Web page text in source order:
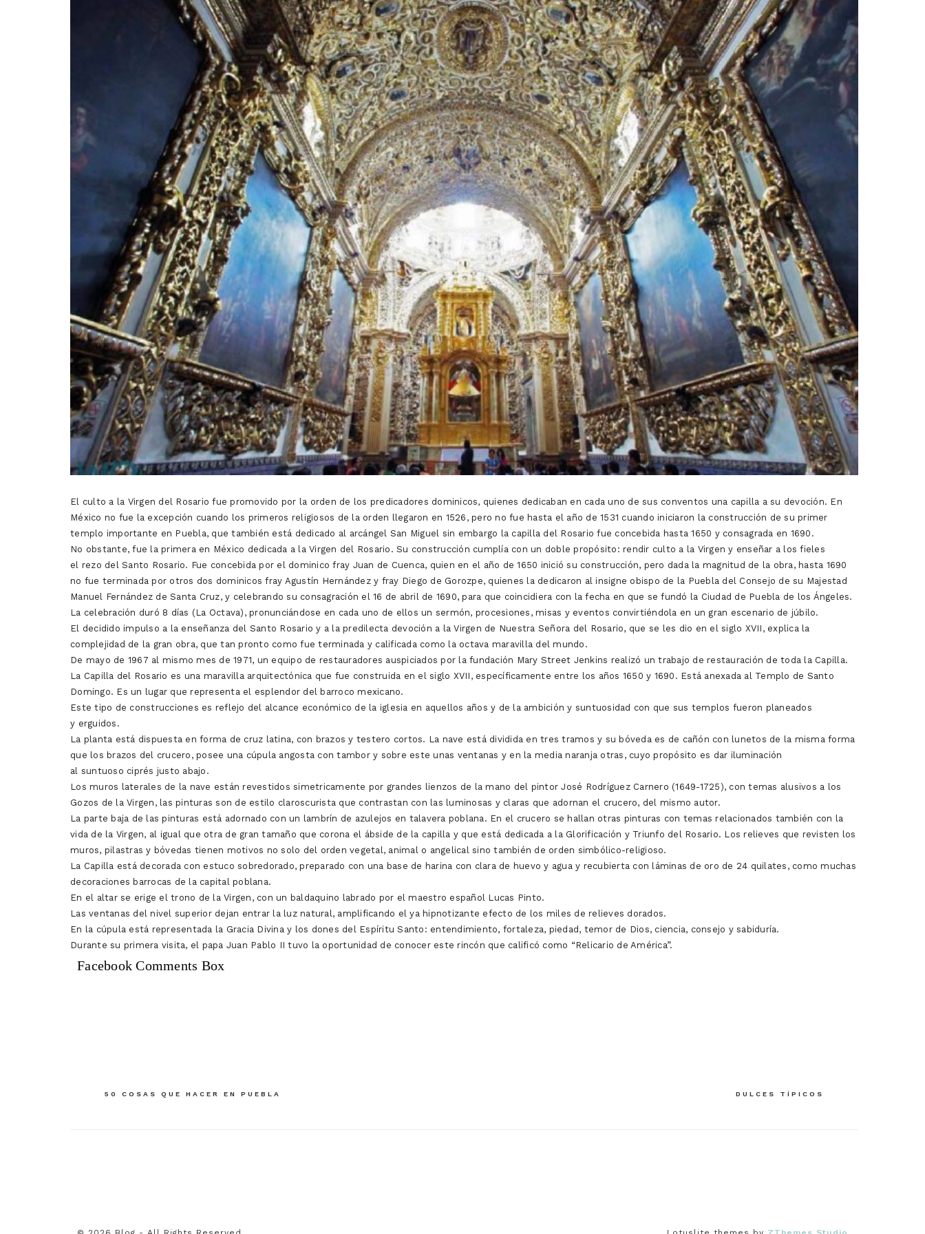
El culto a la Virgen del Rosario fue promovido por la orden de los predicadores dominicos, quienes dedicaban en cada uno de sus conventos una capilla a su devoción. En
México no fue la excepción cuando los primeros religiosos de la orden llegaron en 1526, pero no fue hasta el año de 1531 cuando iniciaron la construcción de su primer
templo importante en Puebla, que también está dedicado al arcángel San Miguel sin embargo la capilla del Rosario fue concebida hasta 1650 y consagrada en 1690.
No obstante, fue la primera en México dedicada a la Virgen del Rosario. Su construcción cumplía con un doble propósito: rendir culto a la Virgen y enseñar a los fieles
el rezo del Santo Rosario. Fue concebida por el dominico fray Juan de Cuenca, quien en el año de 1650 inició su construcción, pero dada la magnitud de la obra, hasta 1690
no fue terminada por otros dos dominicos fray Agustín Hernández y fray Diego de Gorozpe, quienes la dedicaron al insigne obispo de la Puebla del Consejo de su Majestad
Manuel Fernández de Santa Cruz, y celebrando su consagración el 16 de abril de 1690, para que coincidiera con la fecha en que se fundó la Ciudad de Puebla de los Ángeles.
La celebración duró 8 días (La Octava), pronunciándose en cada uno de ellos un sermón, procesiones, misas y eventos convirtiéndola en un gran escenario de júbilo.
El decidido impulso a la enseñanza del Santo Rosario y a la predilecta devoción a la Virgen de Nuestra Señora del Rosario, que se les dio en el siglo XVII, explica la
complejidad de la gran obra, que tan pronto como fue terminada y calificada como la octava maravilla del mundo.
De mayo de 1967 al mismo mes de 1971, un equipo de restauradores auspiciados por la fundación Mary Street Jenkins realizó un trabajo de restauración de toda la Capilla.
La Capilla del Rosario es una maravilla arquitectónica que fue construida en el siglo XVII, específicamente entre los años 1650 y 1690. Está anexada al Templo de Santo
Domingo. Es un lugar que representa el esplendor del barroco mexicano.
Este tipo de construcciones es reflejo del alcance económico de la iglesia en aquellos años y de la ambición y suntuosidad con que sus templos fueron planeados
y erguidos.
La planta está dispuesta en forma de cruz latina, con brazos y testero cortos. La nave está dividida en tres tramos y su bóveda es de cañón con lunetos de la misma forma
que los brazos del crucero, posee una cúpula angosta con tambor y sobre este unas ventanas y en la media naranja otras, cuyo propósito es dar iluminación
al suntuoso ciprés justo abajo.
Los muros laterales de la nave están revestidos simetricamente por grandes lienzos de la mano del pintor José Rodríguez Carnero (1649-1725), con temas alusivos a los
Gozos de la Virgen, las pinturas son de estilo claroscurista que contrastan con las luminosas y claras que adornan el crucero, del mismo autor.
La parte baja de las pinturas está adornado con un lambrín de azulejos en talavera poblana. En el crucero se hallan otras pinturas con temas relacionados también con la
vida de la Virgen, al igual que otra de gran tamaño que corona el ábside de la capilla y que está dedicada a la Glorificación y Triunfo del Rosario. Los relieves que revisten los
muros, pilastras y bóvedas tienen motivos no solo del orden vegetal, animal o angelical sino también de orden simbólico-religioso.
La Capilla está decorada con estuco sobredorado, preparado con una base de harina con clara de huevo y agua y recubierta con láminas de oro de 24 quilates, como muchas
decoraciones barrocas de la capital poblana.
En el altar se erige el trono de la Virgen, con un baldaquino labrado por el maestro español Lucas Pinto.
Las ventanas del nivel superior dejan entrar la luz natural, amplificando el ya hipnotizante efecto de los miles de relieves dorados.
En la cúpula está representada la Gracia Divina y los dones del Espíritu Santo: entendimiento, fortaleza, piedad, temor de Dios, ciencia, consejo y sabiduría.
Durante su primera visita, el papa Juan Pablo II tuvo la oportunidad de conocer este rincón que calificó como “Relicario de América”.
Facebook Comments Box
Navegación
DULCES TÍPICOS
50 COSAS QUE HACER EN PUEBLA